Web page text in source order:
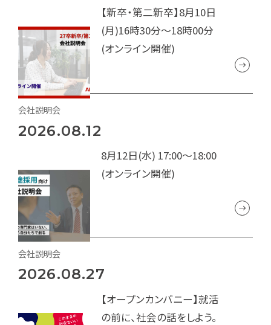
【新卒・第二新卒】8月10日
(月)16時30分～18時00分
(オンライン開催)
2026.08.12
8月12日(水) 17:00～18:00
(オンライン開催)
会社説明会
2026.08.27
【オープンカンパニー】就活
の前に、社会の話をしよう。
会社説明会